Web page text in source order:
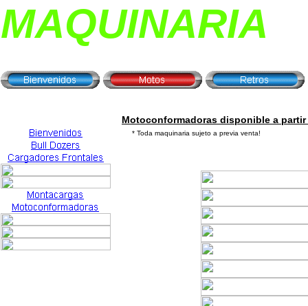
MAQUINARIA
Motoconformadoras disponible a
* Toda maquinaria sujeto a previa venta!